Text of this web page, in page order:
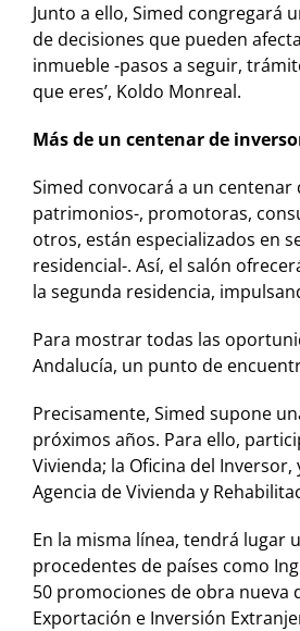
Junto a ello, Simed
de decisiones que pueden
inmueble -pasos a seguir,
que eres’, Koldo Monreal.
Más de un centenar de
Simed convocará a un
patrimonios-, promotoras,
otros, están especializados en
residencial-. Así, el salón
la segunda residencia,
Para mostrar todas las
Andalucía, un punto de
Precisamente, Simed supone
próximos años. Para ello,
Vivienda; la Oficina del
Agencia de Vivienda y
En la misma línea, tendrá lugar
procedentes de países como
50 promociones de obra nueva
Exportación e Inversión